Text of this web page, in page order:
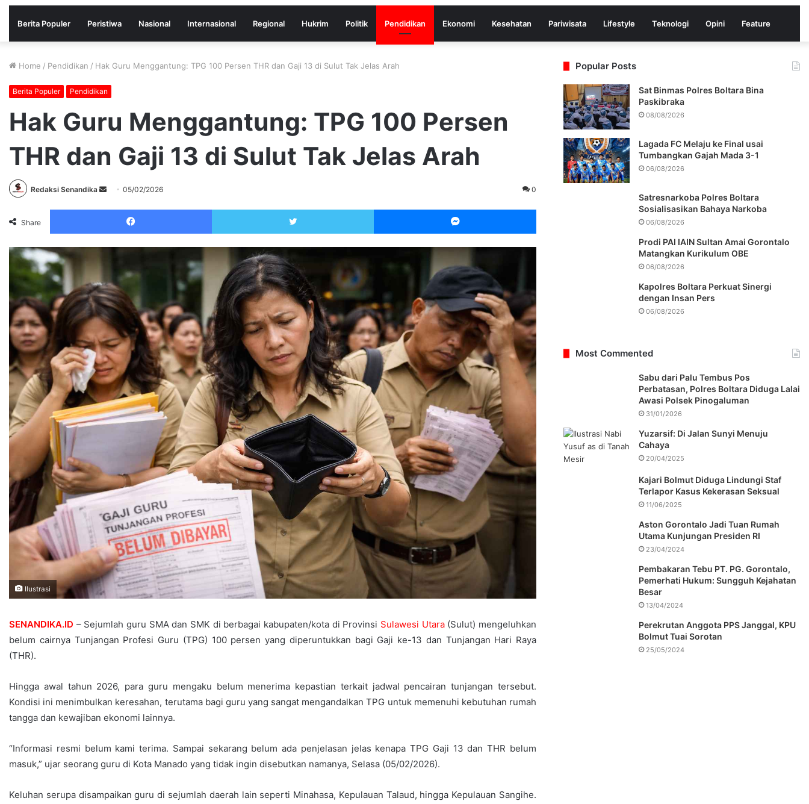
Berita Populer Peristiwa Nasional Internasional Regional Hukrim Politik Pendidikan Ekonomi Kesehatan Pariwisata Lifestyle Teknologi Opini Feature
Home / Pendidikan / Hak Guru Menggantung: TPG 100 Persen THR dan Gaji 13 di Sulut Tak Jelas Arah
Berita Populer Pendidikan
Hak Guru Menggantung: TPG 100 Persen
THR dan Gaji 13 di Sulut Tak Jelas Arah
Redaksi Senandika
Send05/02/2026 0
Share
Facebook Twitter Messenger
Ilustrasi
SENANDIKA.ID – Sejumlah guru SMA dan SMK di berbagai kabupaten/kota di Provinsi Sulawesi Utara(Sulut) mengeluhkan
belum cairnya Tunjangan Profesi Guru (TPG) 100 persen yang diperuntukkan bagi Gaji ke-13 dan Tunjangan Hari Raya
(THR).
Hingga awal tahun 2026, para guru mengaku belum menerima kepastian terkait jadwal pencairan tunjangan tersebut.
Kondisi ini menimbulkan keresahan, terutama bagi guru yang sangat mengandalkan TPG untuk memenuhi kebutuhan rumah
tangga dan kewajiban ekonomi lainnya.
“Informasi resmi belum kami terima. Sampai sekarang belum ada penjelasan jelas kenapa TPG Gaji 13 dan THR belum
masuk,” ujar seorang guru di Kota Manado yang tidak ingin disebutkan namanya, Selasa (05/02/2026).
Keluhan serupa disampaikan guru di sejumlah daerah lain seperti Minahasa, Kepulauan Talaud, hingga Kepulauan Sangihe.
Popular Posts
Sat Binmas Polres Boltara Bina
Paskibraka
08/08/2026
Lagada FC Melaju ke Final usai
Tumbangkan Gajah Mada 3-1
06/08/2026
Satresnarkoba Polres Boltara
Sosialisasikan Bahaya Narkoba
06/08/2026
Prodi PAI IAIN Sultan Amai Gorontalo
Matangkan Kurikulum OBE
06/08/2026
Kapolres Boltara Perkuat Sinergi
dengan Insan Pers
06/08/2026
Most Commented
Sabu dari Palu Tembus Pos
Perbatasan, Polres Boltara Diduga Lalai
Awasi Polsek Pinogaluman
31/01/2026
Yuzarsif: Di Jalan Sunyi Menuju
Cahaya
20/04/2025
Kajari Bolmut Diduga Lindungi Staf
Terlapor Kasus Kekerasan Seksual
11/06/2025
Aston Gorontalo Jadi Tuan Rumah
Utama Kunjungan Presiden RI
23/04/2024
Pembakaran Tebu PT. PG. Gorontalo,
Pemerhati Hukum: Sungguh Kejahatan
Besar
13/04/2024
Perekrutan Anggota PPS Janggal, KPU
Bolmut Tuai Sorotan
25/05/2024